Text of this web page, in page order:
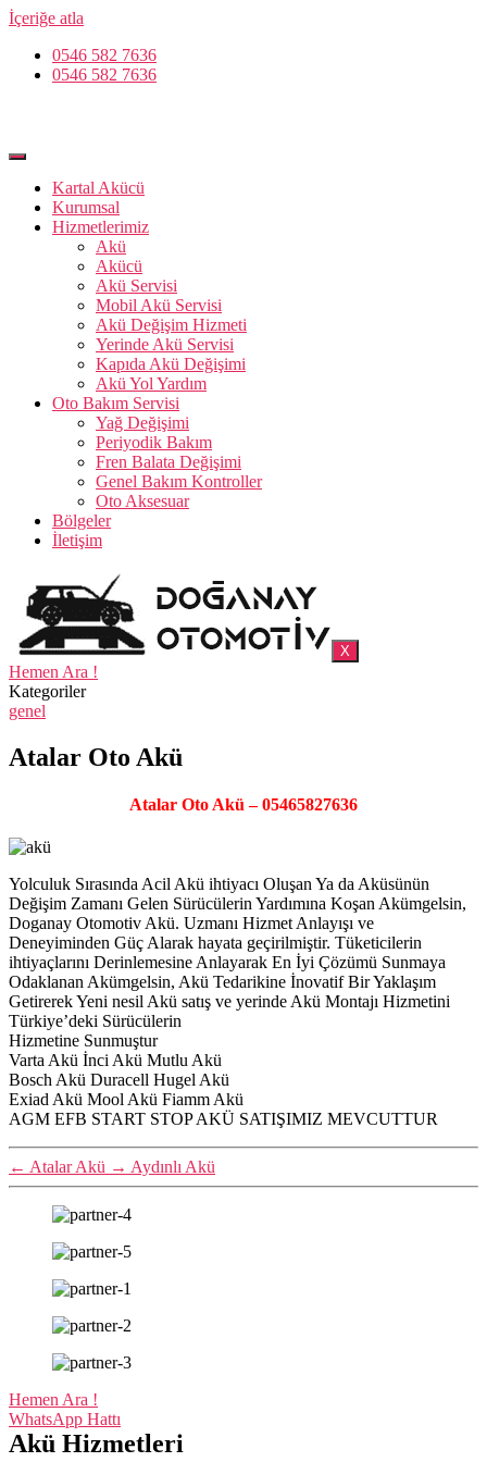
İçeriğe atla
0546 582 7636
0546 582 7636
Kartal Akücü
Kurumsal
Hizmetlerimiz
Akü
Akücü
Akü Servisi
Mobil Akü Servisi
Akü Değişim Hizmeti
Yerinde Akü Servisi
Kapıda Akü Değişimi
Akü Yol Yardım
Oto Bakım Servisi
Yağ Değişimi
Periyodik Bakım
Fren Balata Değişimi
Genel Bakım Kontroller
Oto Aksesuar
Bölgeler
İletişim
X
Hemen Ara !
Kategoriler
genel
Atalar Oto Akü
Atalar Oto Akü – 05465827636
Yolculuk Sırasında Acil Akü ihtiyacı Oluşan Ya da Aküsünün
Değişim Zamanı Gelen Sürücülerin Yardımına Koşan Akümgelsin,
Doganay Otomotiv Akü. Uzmanı Hizmet Anlayışı ve
Deneyiminden Güç Alarak hayata geçirilmiştir. Tüketicilerin
ihtiyaçlarını Derinlemesine Anlayarak En İyi Çözümü Sunmaya
Odaklanan Akümgelsin, Akü Tedarikine İnovatif Bir Yaklaşım
Getirerek Yeni nesil Akü satış ve yerinde Akü Montajı Hizmetini
Türkiye’deki Sürücülerin
Hizmetine Sunmuştur
Varta Akü İnci Akü Mutlu Akü
Bosch Akü Duracell Hugel Akü
Exiad Akü Mool Akü Fiamm Akü
AGM EFB START STOP AKÜ SATIŞIMIZ MEVCUTTUR
← Atalar Akü → Aydınlı Akü
Hemen Ara !
WhatsApp Hattı
Akü Hizmetleri